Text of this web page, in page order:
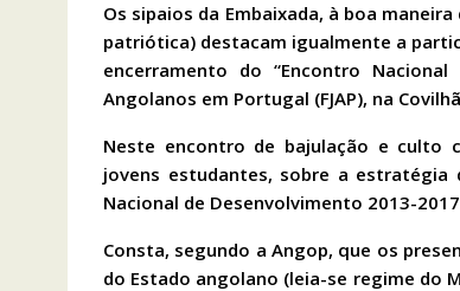
Os sipaios da Embaixada, à boa
patriótica) destacam igualmente a
encerramento do “Encontro
Angolanos em Portugal (FJAP), na
Neste encontro de bajulação e culto
jovens estudantes, sobre a
Nacional de Desenvolvimento 2013-
Consta, segundo a Angop, que os
do Estado angolano (leia-se regime do